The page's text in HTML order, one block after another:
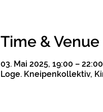
Time & Venue
03. Mai 2025, 19:00 – 22:00
Loge. Kneipenkollektiv,